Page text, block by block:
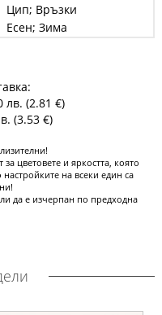
Цип; Връзки
Есен; Зима
лв. (2.81 €)
(3.53 €)
цветовете и яркостта, която
на всеки един са
да е изчерпан по предходна